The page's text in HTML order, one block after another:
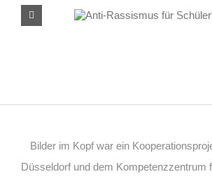
Schüler*innen
Bilder im Kopf war ein
Düsseldorf und dem Kompetenzzentrum